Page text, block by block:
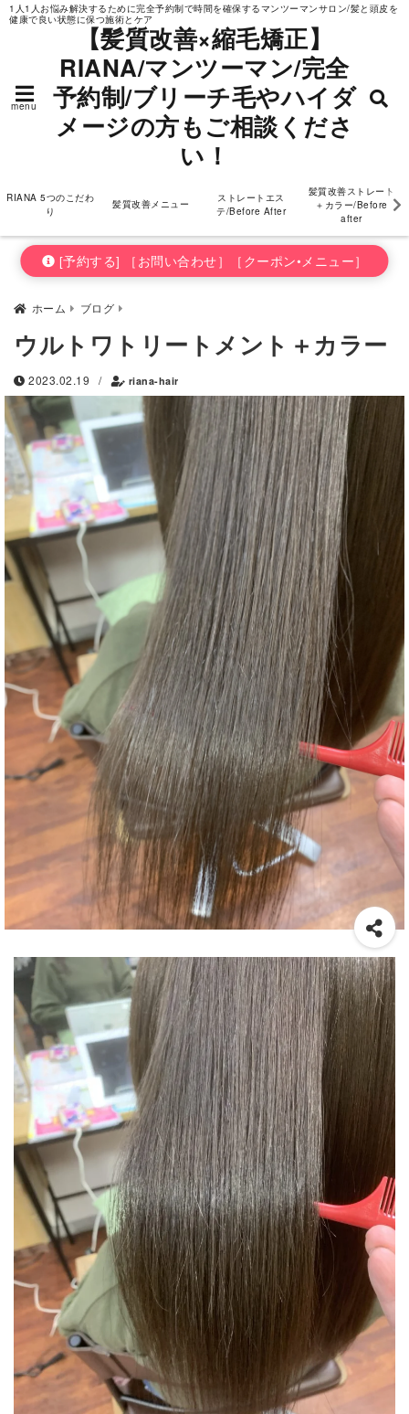
1人1人お悩み解決するために完全予約制で時間を確保するマンツーマンサロン/髪と頭皮を
健康で良い状態に保つ施術とケア
menu
【髪質改善×縮毛矯正】
RIANA/マンツーマン/完全
予約制/ブリーチ毛やハイダ
メージの方もご相談くださ
い！
RIANA 5つのこだわ
り
髪質改善メニュー
ストレートエス
テ/Before After
髪質改善ストレート
＋カラー/Before
after
[予約する] ［お問い合わせ］［クーポン•メニュー］
ホーム ブログ
ウルトワトリートメント＋カラー
2023.02.19 / riana-hair
ダメージの方もご相
談ください！